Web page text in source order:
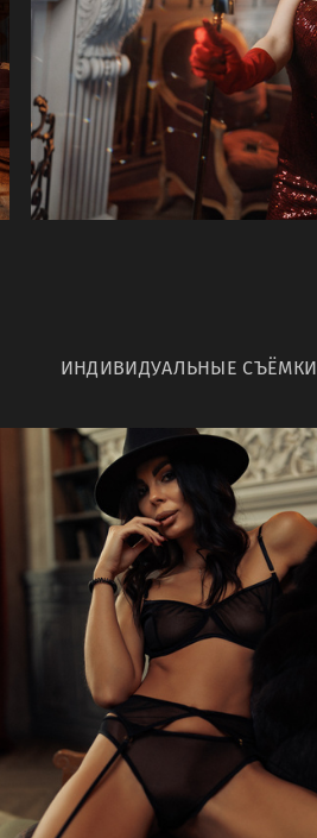
ИНДИВИДУАЛЬНЫЕ СЪЁМКИ